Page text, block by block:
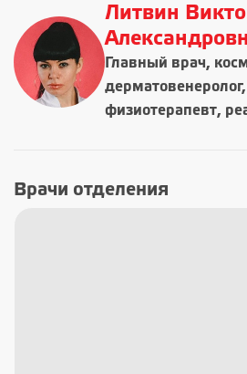
Литвин
Главный врач,
дерматовенеролог,
физиотерапевт,
Врачи отделения